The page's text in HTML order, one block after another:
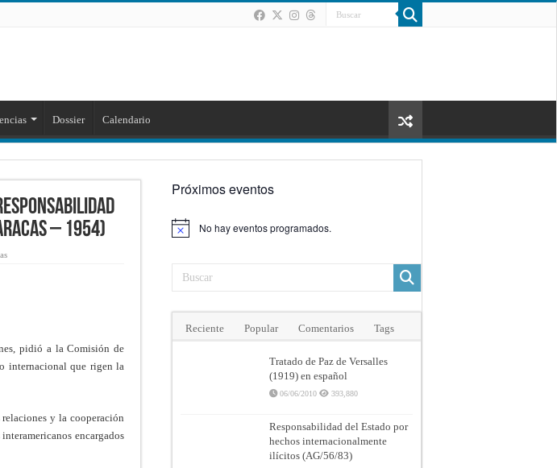
Dossier Calendario
– 1954)
pidió a la Comisión de
internacional que rigen la
y la cooperación
encargados
Próximos eventos
Aviso No hay eventos programados.
Reciente Popular Comentarios Tags
Tratado de Paz de Versalles
(1919) en español
06/06/2010 393,880
Responsabilidad del Estado por
hechos internacionalmente
ilícitos (AG/56/83)